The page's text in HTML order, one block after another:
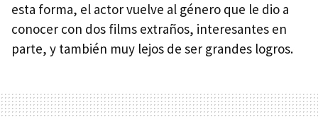
esta forma, el actor vuelve al género que le dio a
conocer con dos films extraños, interesantes en
parte, y también muy lejos de ser grandes logros.